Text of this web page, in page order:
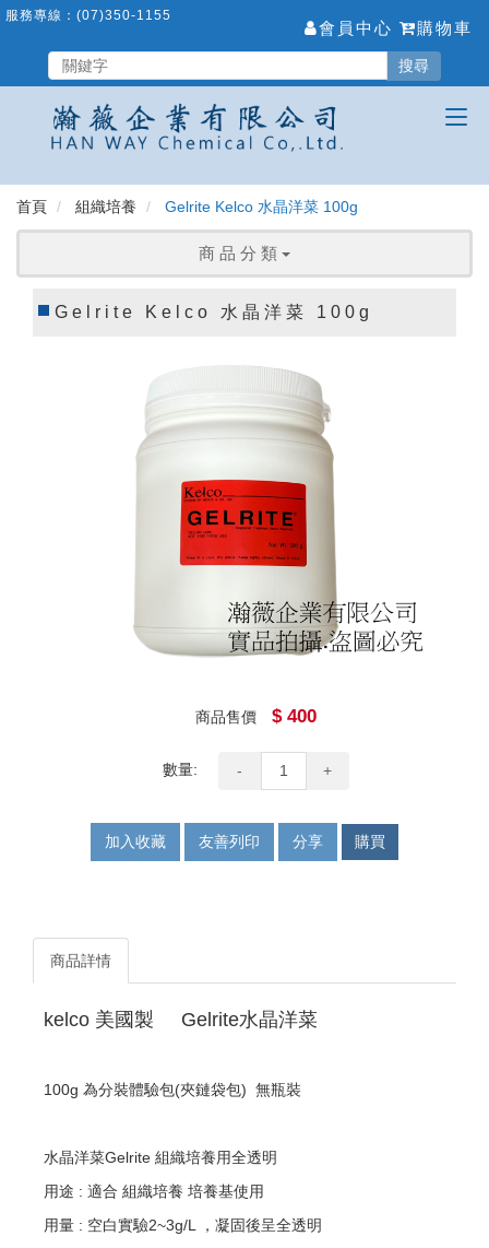
跳
要
服務專線： (07)350-1155
會員中心 購物車
搜尋
首頁 組織培養 Gelrite Kelco 水晶洋菜 100g
商 品 分 類
Gelrite Kelco 水晶洋菜 100g
商品售價 $ 400
數量: - +
加入收藏 友善列印 分享 購買
商品詳情
kelco 美國製 Gelrite水晶洋菜
100g 為分裝體驗包(夾鏈袋包) 無瓶裝
水晶洋菜Gelrite 組織培養用全透明
用途 : 適合 組織培養 培養基使用
用量 : 空白實驗2~3g/L ，凝固後呈全透明